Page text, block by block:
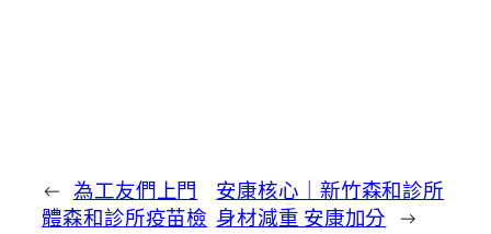
← 為工友們上門
體森和診所疫苗檢
安康核心｜新竹森和診所
身材減重 安康加分 →